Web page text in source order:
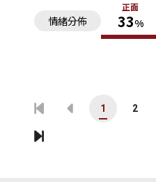
情緒分佈
正面
33%
1 2